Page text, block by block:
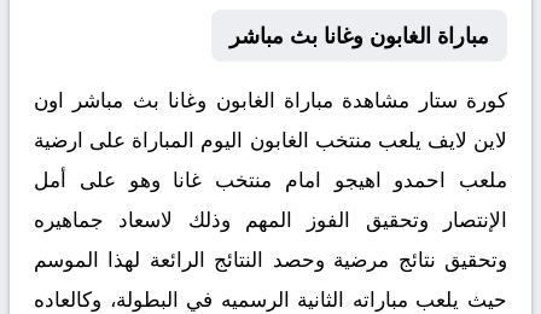
مباراة الغابون وغانا بث مباشر
كورة ستار مشاهدة مباراة الغابون وغانا بث مباشر اون
لاين لايف يلعب منتخب الغابون اليوم المباراة على ارضية
ملعب احمدو اهيجو امام منتخب غانا وهو على أمل
الإنتصار وتحقيق الفوز المهم وذلك لاسعاد جماهيره
وتحقيق نتائج مرضية وحصد النتائج الرائعة لهذا الموسم
حيث يلعب مباراته الثانية الرسميه في البطولة، وكالعاده